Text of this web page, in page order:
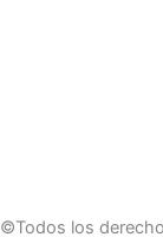
©Todos los